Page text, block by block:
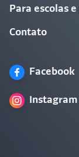
Para escolas
Contato
Facebook
Instagram